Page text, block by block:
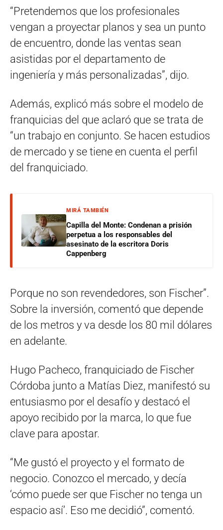
“Pretendemos que los profesionales
vengan a proyectar planos y sea un punto
de encuentro, donde las ventas sean
asistidas por el departamento de
ingeniería y más personalizadas”, dijo.
Además, explicó más sobre el modelo de
franquicias del que aclaró que se trata de
“un trabajo en conjunto. Se hacen estudios
de mercado y se tiene en cuenta el perfil
del franquiciado.
MIRÁ TAMBIÉN
Capilla del Monte: Condenan a prisión
perpetua a los responsables del
asesinato de la escritora Doris
Cappenberg
Porque no son revendedores, son Fischer”.
Sobre la inversión, comentó que depende
de los metros y va desde los 80 mil dólares
en adelante.
Hugo Pacheco, franquiciado de Fischer
Córdoba junto a Matías Diez, manifestó su
entusiasmo por el desafío y destacó el
apoyo recibido por la marca, lo que fue
clave para apostar.
“Me gustó el proyecto y el formato de
negocio. Conozco el mercado, y decía
‘cómo puede ser que Fischer no tenga un
espacio así’. Eso me decidió”, comentó.